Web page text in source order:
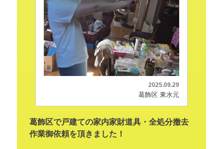
2025.09.29
葛飾区 東水元
葛飾区で戸建ての家内家財道具・全処分撤去
作業御依頼を頂きました！